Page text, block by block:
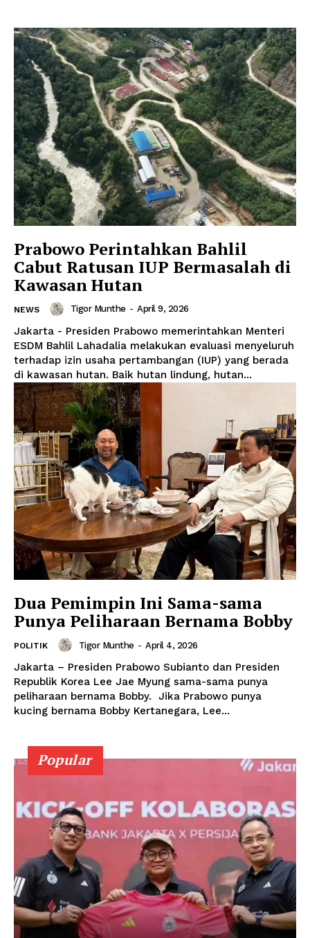
Prabowo Perintahkan Bahlil
Cabut Ratusan IUP Bermasalah di
Kawasan Hutan
NEWS Tigor Munthe - April 9, 2026
Jakarta - Presiden Prabowo memerintahkan Menteri
ESDM Bahlil Lahadalia melakukan evaluasi menyeluruh
terhadap izin usaha pertambangan (IUP) yang berada
di kawasan hutan. Baik hutan lindung, hutan...
Dua Pemimpin Ini Sama-sama
Punya Peliharaan Bernama Bobby
POLITIK Tigor Munthe - April 4, 2026
Jakarta – Presiden Prabowo Subianto dan Presiden
Republik Korea Lee Jae Myung sama-sama punya
peliharaan bernama Bobby. Jika Prabowo punya
kucing bernama Bobby Kertanegara, Lee...
Popular